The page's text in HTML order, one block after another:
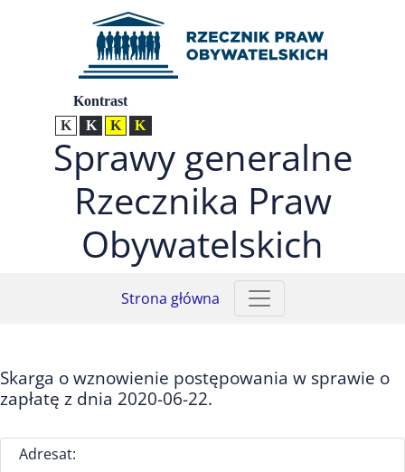
Przejdź do menu głównego (nacisnij Enter)
Przejdź do treści (nacisnij Enter)
Przejdź do mapy serwisu (nacisnij Enter)
UstawieniaKontrast
Kontrast normalny
Kontrast biały tekst na czarnym
Kontrast czarny tekst na żółtym
Sprawy generalne
Rzecznika Praw
Obywatelskich
Strona główna
Skarga o wznowienie postępowania w sprawie o
zapłatę z dnia 2020-06-22.
Adresat: